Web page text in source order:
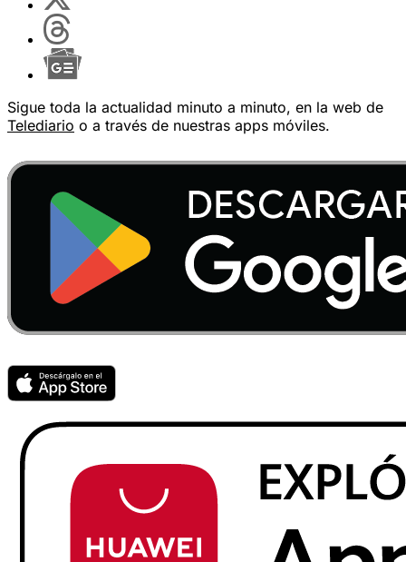
Sigue toda la actualidad minuto a minuto, en la web de
Telediario o a través de nuestras apps móviles.